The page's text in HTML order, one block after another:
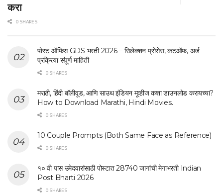
करा
0 SHARES
पोस्ट ऑफिस GDS भरती 2026 – सिलेक्शन प्रोसेस, कटऑफ, अर्ज
प्रक्रिया संपूर्ण माहिती
0 SHARES
मराठी, हिंदी बॉलीवूड, आणि साउथ इंडियन मूव्हीज कशा डाउनलोड करायच्या?
How to Download Marathi, Hindi Movies.
0 SHARES
10 Couple Prompts (Both Same Face as Reference)
0 SHARES
१० वी पास उमेदवारांसाठी पोस्टात 28740 जागांची मेगाभरती Indian
Post Bharti 2026
0 SHARES